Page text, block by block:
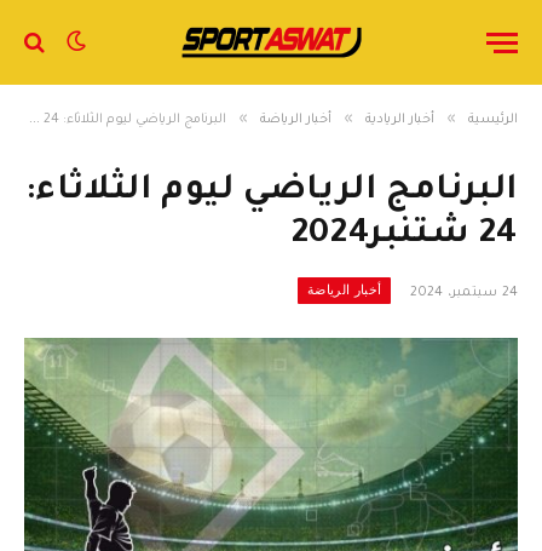
الرئيسية » أخبار الريادية » أخبار الرياضة » البرنامج الرياضي ليوم الثلاثاء: 24 شتنبر2024
البرنامج الرياضي ليوم الثلاثاء:
24 شتنبر2024
24 سبتمبر، 2024 أخبار الرياضة